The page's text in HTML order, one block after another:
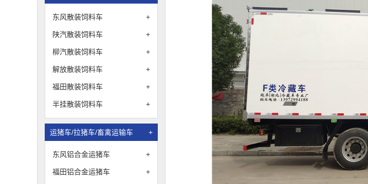
东风散装饲料车 +
陕汽散装饲料车 +
柳汽散装饲料车 +
解放散装饲料车 +
福田散装饲料车 +
半挂散装饲料车 +
运猪车/拉猪车/畜禽运输车 +
东风铝合金运猪车 +
福田铝合金运猪车 +